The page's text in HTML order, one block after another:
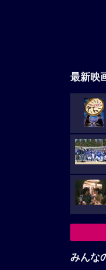
最新映
みんな